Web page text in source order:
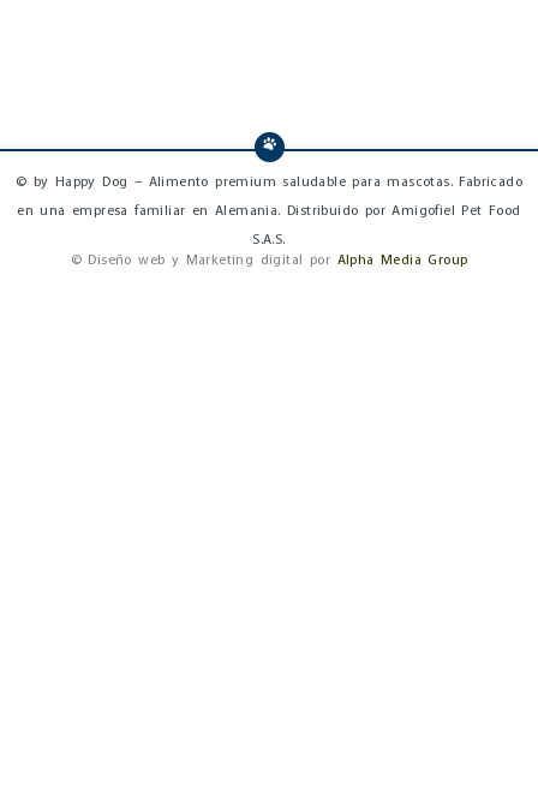
© by Happy Dog – Alimento premium saludable para mascotas. Fabricado
en una empresa familiar en Alemania. Distribuido por Amigofiel Pet Food
S.A.S.
© Diseño web y Marketing digital por Alpha Media Group